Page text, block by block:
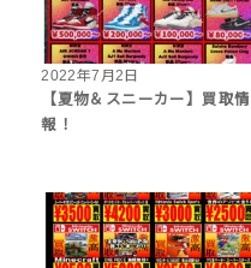
2022年7月2日
【夏物＆スニーカー】買取情
報！